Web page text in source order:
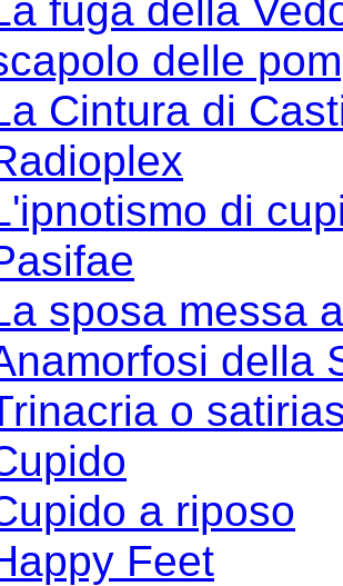
fuga della
delle
Cintura di
di
sposa messa
della
o
a riposo
Feet